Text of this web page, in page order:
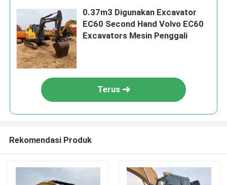
0.37m3 Digunakan Excavator
EC60 Second Hand Volvo EC60
Excavators Mesin Penggali
Terus
Rekomendasi Produk